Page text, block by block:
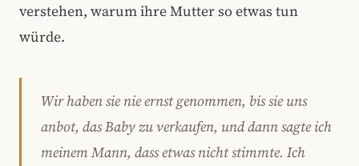
verstehen, warum ihre Mutter so etwas tun
würde.
Wir haben sie nie ernst genommen, bis sie uns
anbot, das Baby zu verkaufen, und dann sagte ich
meinem Mann, dass etwas nicht stimmte. Ich